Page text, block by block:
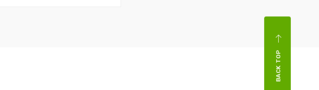
BACK TOP